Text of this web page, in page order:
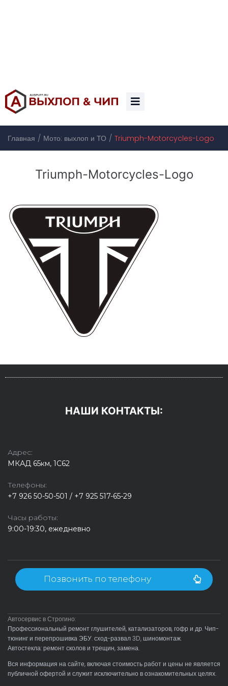
Главная / Мото: выхлоп и ТО / Triumph-Motorcycles-Logo
Triumph-Motorcycles-Logo
НАШИ КОНТАКТЫ:
Адрес:
МКАД 65км, 1С62
Телефоны:
+7 926 50-50-501 / +7 925 517-65-29
Часы работы:
9:00-19:30, ежедневно
Позвонить по телефону
Автосервис в Строгино:
Профессиональный ремонт глушителей, катализаторов, гофр и др. Чип-
тюнинг и перепрошивка ЭБУ. сход-развал 3D, шиномонтаж.
Автостекла: ремонт сколов и трещин, замена.
Вся информация на сайте, включая стоимость работ и цены не является
публичной офертой и служит исключительно в ознакомительных целях.